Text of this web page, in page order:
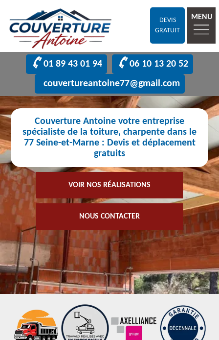
DEVIS
GRATUIT
MENU
01 89 43 01 94
06 10 13 20 52
couvertureantoine77@gmail.com
Couverture Antoine votre entreprise
spécialiste de la toiture, charpente dans le
77 Seine-et-Marne : Devis et déplacement
gratuits
VOIR NOS RÉALISATIONS
NOUS CONTACTER